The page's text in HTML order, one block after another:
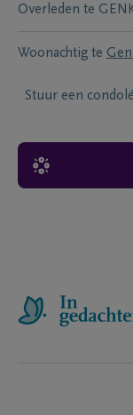
Overleden te
Woonachtig te
Stuur een